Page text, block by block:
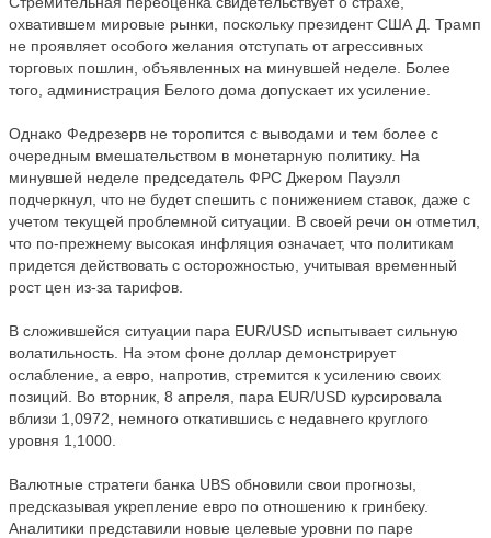
охватившем мировые рынки, поскольку президент США Д. Трамп
не проявляет особого желания отступать от агрессивных
торговых пошлин, объявленных на минувшей неделе. Более
того, администрация Белого дома допускает их усиление.
Однако Федрезерв не торопится с выводами и тем более с
очередным вмешательством в монетарную политику. На
минувшей неделе председатель ФРС Джером Пауэлл
подчеркнул, что не будет спешить с понижением ставок, даже с
учетом текущей проблемной ситуации. В своей речи он отметил,
что по-прежнему высокая инфляция означает, что политикам
придется действовать с осторожностью, учитывая временный
рост цен из-за тарифов.
В сложившейся ситуации пара EUR/USD испытывает сильную
волатильность. На этом фоне доллар демонстрирует
ослабление, а евро, напротив, стремится к усилению своих
позиций. Во вторник, 8 апреля, пара EUR/USD курсировала
вблизи 1,0972, немного откатившись с недавнего круглого
уровня 1,1000.
Валютные стратеги банка UBS обновили свои прогнозы,
предсказывая укрепление евро по отношению к гринбеку.
Аналитики представили новые целевые уровни по паре